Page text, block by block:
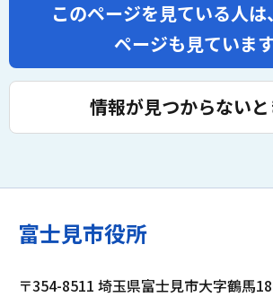
このページを見ている人は、
ページも見ていま
情報が見つからない
富士見市役所
〒354-8511 埼玉県富士見市大字鶴馬